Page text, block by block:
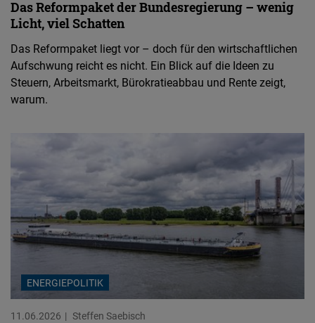
Das Reformpaket der Bundesregierung – wenig
Licht, viel Schatten
Das Reformpaket liegt vor – doch für den wirtschaftlichen
Aufschwung reicht es nicht. Ein Blick auf die Ideen zu
Steuern, Arbeitsmarkt, Bürokratieabbau und Rente zeigt,
warum.
ENERGIEPOLITIK
11.06.2026 Steffen Saebisch